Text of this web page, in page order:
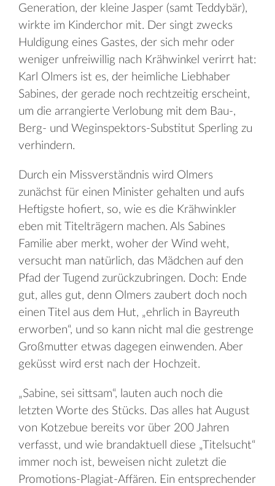
Generation, der kleine Jasper (samt Teddybär),
wirkte im Kinderchor mit. Der singt zwecks
Huldigung eines Gastes, der sich mehr oder
weniger unfreiwillig nach Krähwinkel verirrt hat:
Karl Olmers ist es, der heimliche Liebhaber
Sabines, der gerade noch rechtzeitig erscheint,
um die arrangierte Verlobung mit dem Bau-,
Berg- und Weginspektors-Substitut Sperling zu
verhindern.
Durch ein Missverständnis wird Olmers
zunächst für einen Minister gehalten und aufs
Heftigste hofiert, so, wie es die Krähwinkler
eben mit Titelträgern machen. Als Sabines
Familie aber merkt, woher der Wind weht,
versucht man natürlich, das Mädchen auf den
Pfad der Tugend zurückzubringen. Doch: Ende
gut, alles gut, denn Olmers zaubert doch noch
einen Titel aus dem Hut, „ehrlich in Bayreuth
erworben“, und so kann nicht mal die gestrenge
Großmutter etwas dagegen einwenden. Aber
geküsst wird erst nach der Hochzeit.
„Sabine, sei sittsam“, lauten auch noch die
letzten Worte des Stücks. Das alles hat August
von Kotzebue bereits vor über 200 Jahren
verfasst, und wie brandaktuell diese „Titelsucht“
immer noch ist, beweisen nicht zuletzt die
Promotions-Plagiat-Affären. Ein entsprechender